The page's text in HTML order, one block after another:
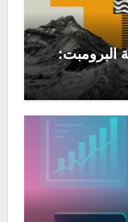
البرومبت: